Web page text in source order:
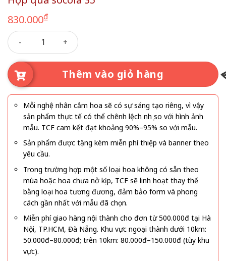
830.000₫
Hộp quà socola 35 số lượng
Thêm vào giỏ hàng
Mỗi nghệ nhân cắm hoa sẽ có sự sáng tạo riêng, vì vậy
sản phẩm thực tế có thể chênh lệch nhẹ so với hình ảnh
mẫu. TCF cam kết đạt khoảng 90%–95% so với mẫu.
Sản phẩm được tặng kèm miễn phí thiệp và banner theo
yêu cầu.
Trong trường hợp một số loại hoa không có sẵn theo
mùa hoặc hoa chưa nở kịp, TCF sẽ linh hoạt thay thế
bằng loại hoa tương đương, đảm bảo form và phong
cách gần nhất với mẫu đã chọn.
Miễn phí giao hàng nội thành cho đơn từ 500.000đ tại Hà
Nội, TP.HCM, Đà Nẵng. Khu vực ngoại thành dưới 10km:
50.000đ–80.000đ; trên 10km: 80.000đ–150.000đ (tùy khu
vực).